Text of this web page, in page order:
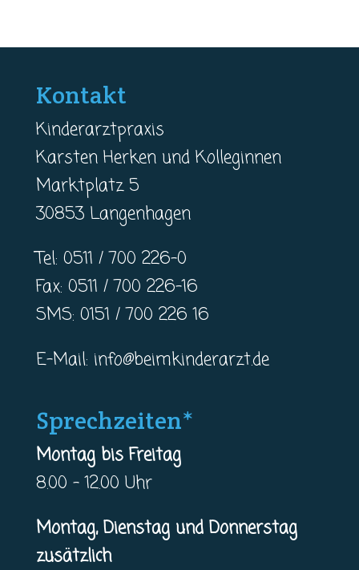
Kontakt
Kinderarztpraxis
Karsten Herken und Kolleginnen
Marktplatz 5
30853 Langenhagen
Tel: 0511 / 700 226-0
Fax: 0511 / 700 226-16
SMS: 0151 / 700 226 16
E-Mail: info@beimkinderarzt.de
Sprechzeiten*
Montag bis Freitag
8.00 – 12.00 Uhr
Montag, Dienstag und Donnerstag
zusätzlich